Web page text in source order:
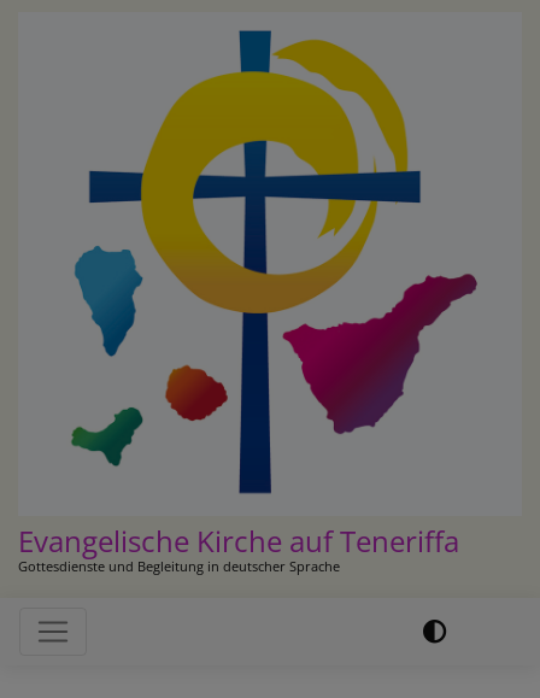
Evangelische Kirche auf Teneriffa
Gottesdienste und Begleitung in deutscher Sprache
Hauptnavigation